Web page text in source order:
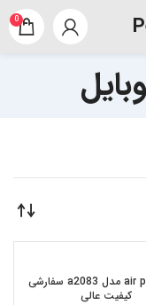
0
air pods pro مدل a2083 سفارشی
کیفیت عالی